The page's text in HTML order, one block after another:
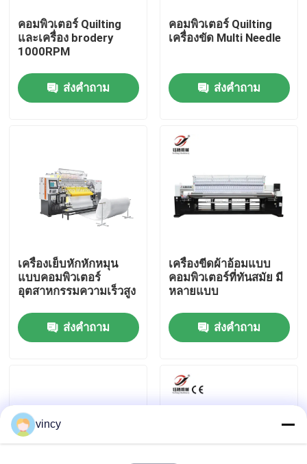
บ้าน
สินค้า
เกี่ยวกับเรา
ทัวร์โรงงาน
ควบคุมคุณภาพ
ติดต่อเรา
ขอใบเสนอราคา
เครื่องตัดเชือกเชือกแบบคอมพิวเตอร์
เครื่องชักผ้าอ้อมหลายเข็มแบบคอมพิวเตอร์
คอมพิวเตอร์ Quilting
และเครื่อง brodery
1000RPM
ส่งคำถาม
คอมพิวเตอร์ Quilting
เครื่องขัด Multi Needle
ส่งคำถาม
เครื่องเย็บหักหักหมุน
แบบคอมพิวเตอร์
อุตสาหกรรมความเร็วสูง
ส่งคำถาม
เครื่องขีดผ้าอ้อมแบบ
คอมพิวเตอร์ที่ทันสมัย มี
หลายแบบ
ส่งคำถาม
vincy